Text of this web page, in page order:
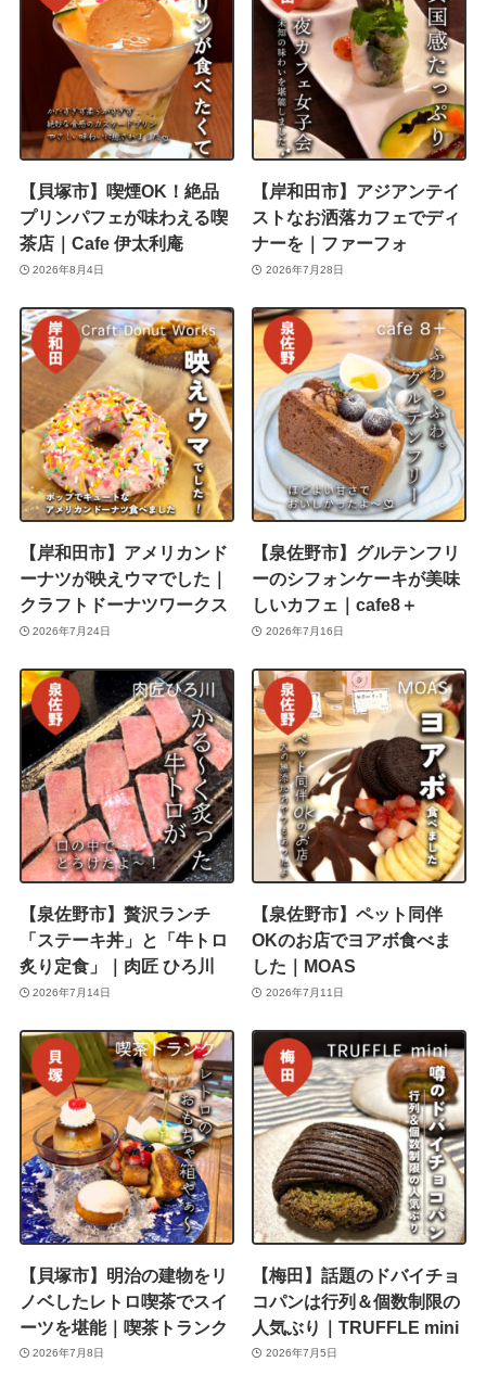
【貝塚市】喫煙OK！絶品
プリンパフェが味わえる喫
茶店｜Cafe 伊太利庵
2026年8月4日
【岸和田市】アジアンテイ
ストなお洒落カフェでディ
ナーを｜ファーフォ
2026年7月28日
【岸和田市】アメリカンド
ーナツが映えウマでした｜
クラフトドーナツワークス
2026年7月24日
【泉佐野市】グルテンフリ
ーのシフォンケーキが美味
しいカフェ｜cafe8＋
2026年7月16日
【泉佐野市】贅沢ランチ
「ステーキ丼」と「牛トロ
炙り定食」｜肉匠 ひろ川
2026年7月14日
【泉佐野市】ペット同伴
OKのお店でヨアボ食べま
した｜MOAS
2026年7月11日
【貝塚市】明治の建物をリ
ノベしたレトロ喫茶でスイ
ーツを堪能｜喫茶トランク
2026年7月8日
【梅田】話題のドバイチョ
コパンは行列＆個数制限の
人気ぶり｜TRUFFLE mini
2026年7月5日